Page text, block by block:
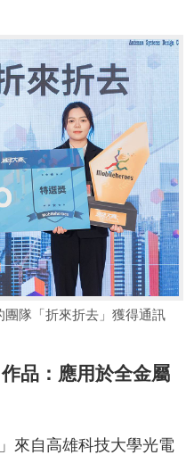
隊「折來折去」獲得通訊
品：應用於全金屬
來自高雄科技大學光電